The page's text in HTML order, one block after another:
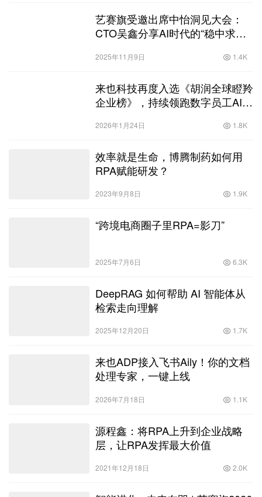
艺赛旗受邀出席中怡洞见大会：
CTO吴鑫分享AI时代的“稳中求进”
2025年11月9日 1.4K
来也科技再度入选《胡润全球瞪羚
企业榜》，持续领跑数字员工AI
2026年1月24日 1.8K
效率就是生命，博腾制药如何用
RPA赋能研发？
2023年9月8日 1.9K
“跨境电商圈子里RPA=影刀”
2025年7月6日 6.3K
DeepRAG 如何帮助 AI 智能体从
检索走向理解
2025年12月20日 1.7K
来也ADP接入飞书Aily！你的文档
处理专家，一键上线
2026年7月18日 1.1K
源程鑫：将RPA上升到企业战略
层，让RPA发挥最大价值
2021年12月18日 2.0K